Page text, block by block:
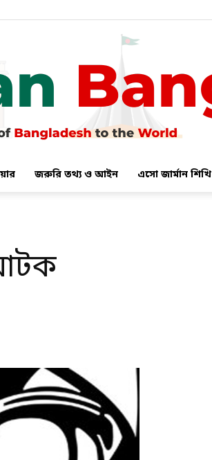
জরুরি তথ্য ও আইন এসো জার্মান শিখি